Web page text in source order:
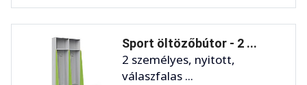
Sport öltözőbútor - 2 ...
2 személyes, nyitott,
válaszfalas ...